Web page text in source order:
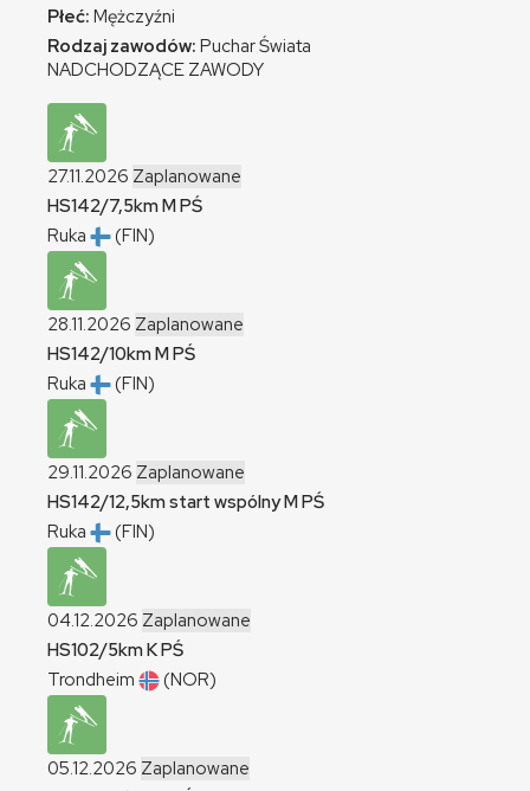
Płeć: Mężczyźni
Rodzaj zawodów: Puchar Świata
NADCHODZĄCE ZAWODY
27.11.2026 Zaplanowane
HS142/7,5kmMPŚ
Ruka
(FIN)
28.11.2026 Zaplanowane
HS142/10kmMPŚ
Ruka
(FIN)
29.11.2026 Zaplanowane
HS142/12,5km start wspólnyMPŚ
Ruka
(FIN)
04.12.2026 Zaplanowane
HS102/5kmKPŚ
Trondheim
(NOR)
05.12.2026 Zaplanowane